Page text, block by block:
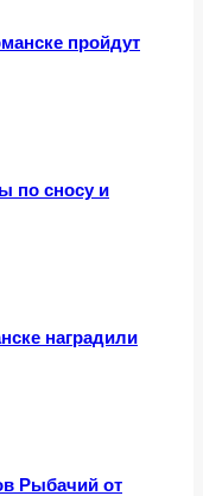
пройдут
по сносу и
наградили
Рыбачий от